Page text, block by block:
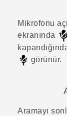
Mikrofonu
ekranında
görünür.
Aramayı